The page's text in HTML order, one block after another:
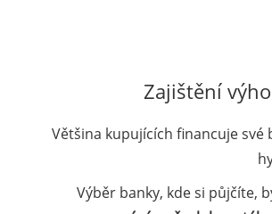
Zajištění
Většina kupujících financuje své
Výběr banky, kde si půjčíte,